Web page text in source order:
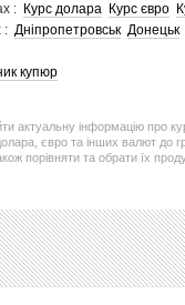
: Курс долара Курс євро
: Дніпропетровськ Донецьк
купюр
актуальну інформацію про
євро та інших валют до
порівняти та обрати їх